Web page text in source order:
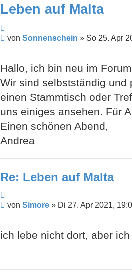
Leben auf Malta
Beitrag
von Sonnenschein » So 25. Apr
Hallo, ich bin neu im
Wir sind selbstständig und
einen Stammtisch oder
uns einiges ansehen. Für
Einen schönen Abend,
Andrea
Re: Leben auf Malta
Beitrag
von Simore» Di 27. Apr 2021,
ich lebe nicht dort, aber ich